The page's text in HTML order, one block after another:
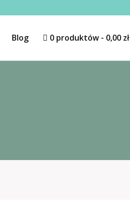
Blog 0 produktów 0,00 zł